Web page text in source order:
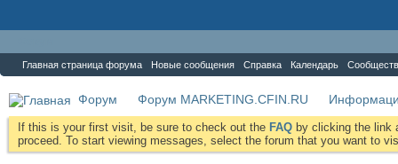
Главная страница форума Новые сообщения Справка Календарь
Форум Форум MARKETING.CFIN.RU
If this is your first visit, be sure to check out the FAQ by clicking the link
proceed. To start viewing messages, select the forum that you want to